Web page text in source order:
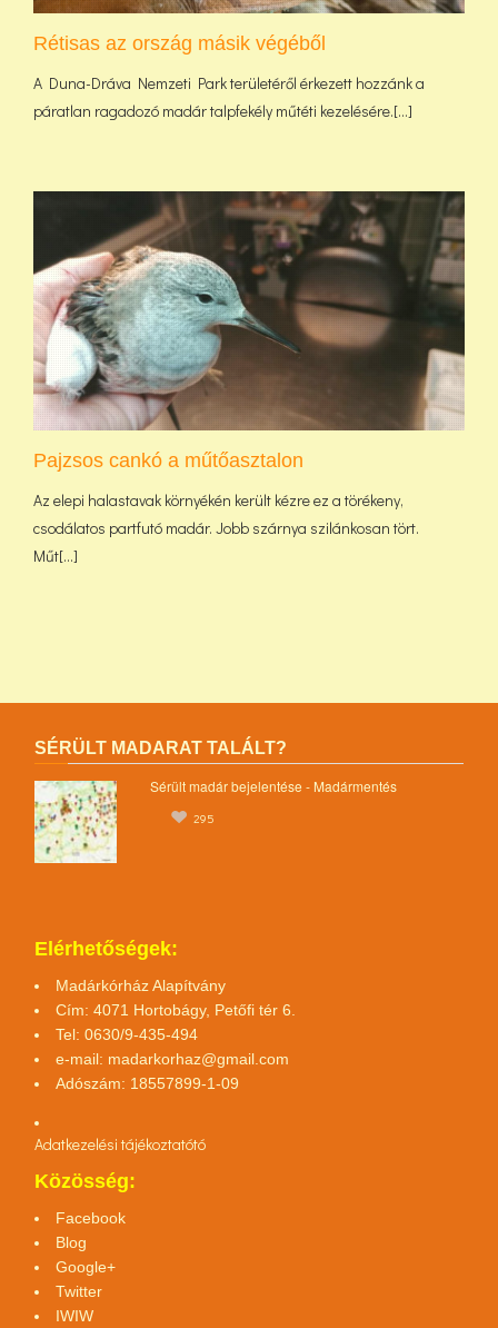
Rétisas az ország másik végéből
A Duna-Dráva Nemzeti Park területéről érkezett hozzánk a
páratlan ragadozó madár talpfekély műtéti kezelésére.[...]
Pajzsos cankó a műtőasztalon
Az elepi halastavak környékén került kézre ez a törékeny,
csodálatos partfutó madár. Jobb szárnya szilánkosan tört.
Műt[...]
SÉRÜLT MADARAT TALÁLT?
Sérült madár bejelentése - Madármentés
295
Elérhetőségek:
Madárkórház Alapítvány
Cím: 4071 Hortobágy, Petőfi tér 6.
Tel: 0630/9-435-494
e-mail: madarkorhaz@gmail.com
Adószám: 18557899-1-09
Adatkezelési tájékoztatótó
Közösség:
Facebook
Blog
Google+
Twitter
IWIW